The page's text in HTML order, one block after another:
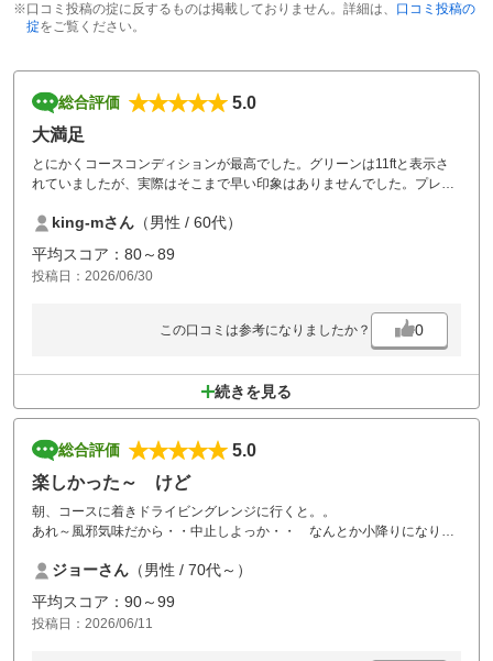
※口コミ投稿の掟に反するものは掲載しておりません。詳細は、 口コミ投稿の
掟をご覧ください。
総合評価
5.0
大満足
とにかくコースコンディションが最高でした。グリーンは11ftと表示さ
れていましたが、実際はそこまで早い印象はありませんでした。プレイ
話していました。
king-mさん （男性 / 60代）
平均スコア：80～89
投稿日：2026/06/30
この口コミは参考になりましたか？ 0
続きを見る
総合評価
5.0
楽しかった～ けど
朝、コースに着きドライビングレンジに行くと。。
あれ～風邪気味だから・・中止しよっか・・ なんとか小降りになり
去年も、グリーンが難しくて太刀打ちできなかったので、今年こそは！
と思い、挑んだ由仁コース！
ジョーさん （男性 / 70代～）
平均スコア：90～99
投稿日：2026/06/11